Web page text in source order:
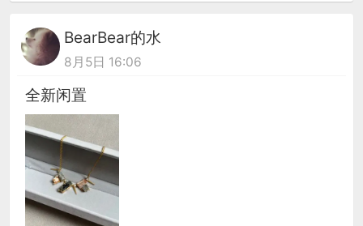
BearBear的水
8月5日 16:06
全新闲置